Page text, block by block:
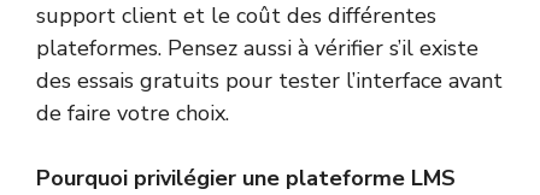
support client et le coût des différentes
plateformes. Pensez aussi à vérifier s’il existe
des essais gratuits pour tester l’interface avant
de faire votre choix.
Pourquoi privilégier une plateforme LMS